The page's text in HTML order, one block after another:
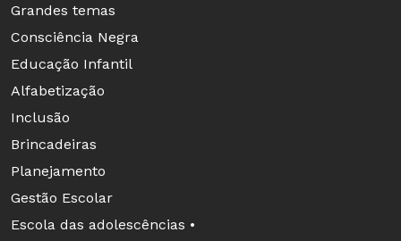
Grandes temas
Consciência Negra
Educação Infantil
Alfabetização
Inclusão
Brincadeiras
Planejamento
Gestão Escolar
Escola das adolescências •